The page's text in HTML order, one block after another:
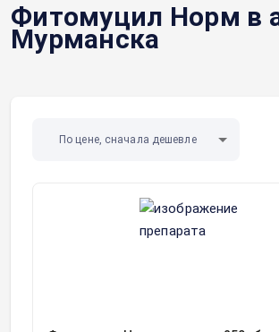
Фитомуцил Норм в
Мурманска
По цене, сначала дешевле